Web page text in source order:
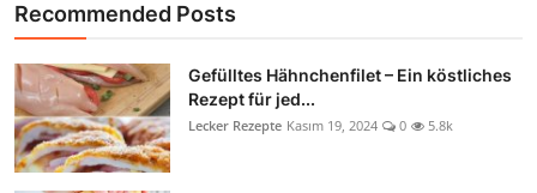
Recommended Posts
Gefülltes Hähnchenfilet – Ein köstliches
Rezept für jed...
Lecker Rezepte Kasım 19, 2024 0 5.8k